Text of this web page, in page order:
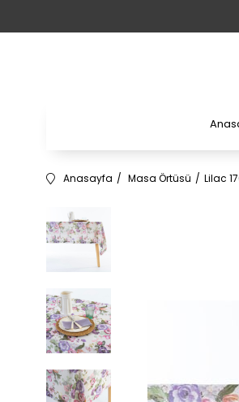
Anasayfa Masa Örtüsü Lilac